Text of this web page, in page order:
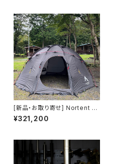
[新品・お取り寄せ] Nortent G
amme6 EXTREME Stone Gr
ey (current product/現行品)
¥321,200